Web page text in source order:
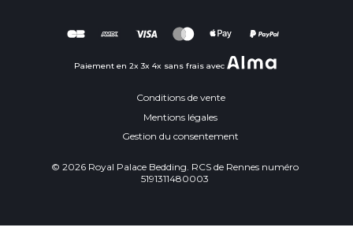
Paiement en 2x 3x 4x sans frais avec
© 2026 Royal Palace Bedding. RCS de Rennes numéro
5191311480003
Conditions de vente
Mentions légales
Gestion du consentement